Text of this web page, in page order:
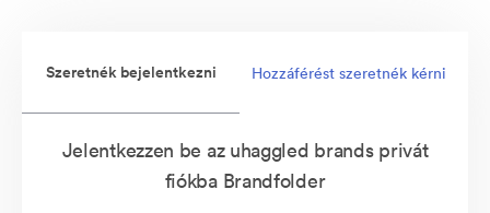
Szeretnék bejelentkezni Hozzáférést szeretnék kérni
Jelentkezzen be az uhaggled brands privát
fiókba Brandfolder